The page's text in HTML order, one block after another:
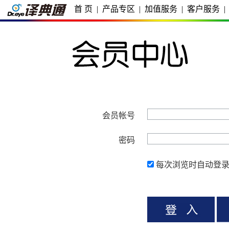
首 页 | 产品专区 | 加值服务 | 客户服务 |
会员帐号
密码
每次浏览时自动登录